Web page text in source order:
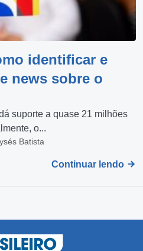
identificar e
news sobre o
suporte a quase 21 milhões
o...
Batista
Continuar lendo